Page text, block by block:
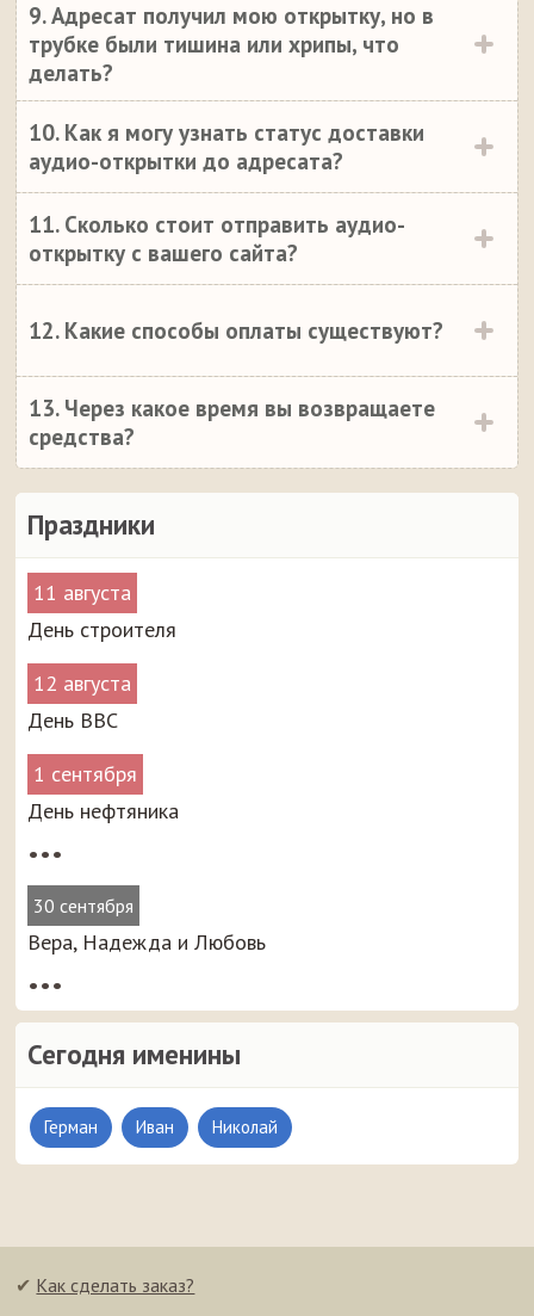
Праздники
11 августа
День строителя
12 августа
День ВВС
1 сентября
День нефтяника
•••
30 сентября
Вера, Надежда и Любовь
•••
Сегодня именины
Герман Иван Николай
9. Адресат получил мою открытку, но в
трубке были тишина или хрипы, что
делать?
10. Как я могу узнать статус доставки
аудио-открытки до адресата?
11. Сколько стоит отправить аудио-
открытку с вашего сайта?
12. Какие способы оплаты существуют?
13. Через какое время вы возвращаете
средства?
✔ Как сделать заказ?